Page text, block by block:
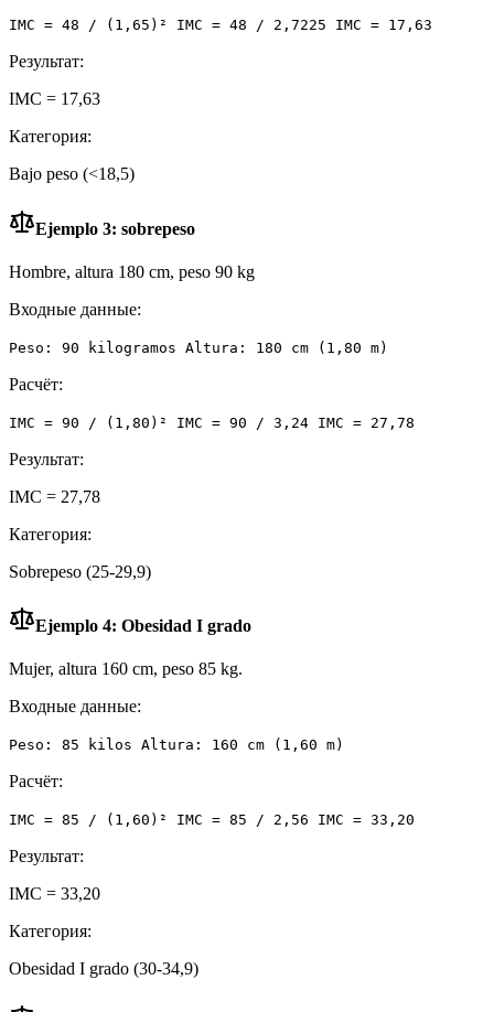
IMC = 48 / (1,65)² IMC = 48 / 2,7225 IMC = 17,63
Результат:
IMC = 17,63
Категория:
Bajo peso (<18,5)
Ejemplo 3: sobrepeso
Hombre, altura 180 cm, peso 90 kg
Входные данные:
Peso: 90 kilogramos Altura: 180 cm (1,80 m)
Расчёт:
IMC = 90 / (1,80)² IMC = 90 / 3,24 IMC = 27,78
Результат:
IMC = 27,78
Категория:
Sobrepeso (25-29,9)
Ejemplo 4: Obesidad I grado
Mujer, altura 160 cm, peso 85 kg.
Входные данные:
Peso: 85 kilos Altura: 160 cm (1,60 m)
Расчёт:
IMC = 85 / (1,60)² IMC = 85 / 2,56 IMC = 33,20
Результат:
IMC = 33,20
Категория:
Obesidad I grado (30-34,9)